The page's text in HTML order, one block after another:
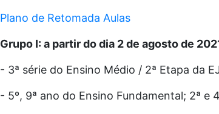
Plano de Retomada Aulas
Grupo I: a partir do dia 2 de agosto de
- 3ª série do Ensino Médio / 2ª Etapa da
- 5º, 9ª ano do Ensino Fundamental; 2ª e